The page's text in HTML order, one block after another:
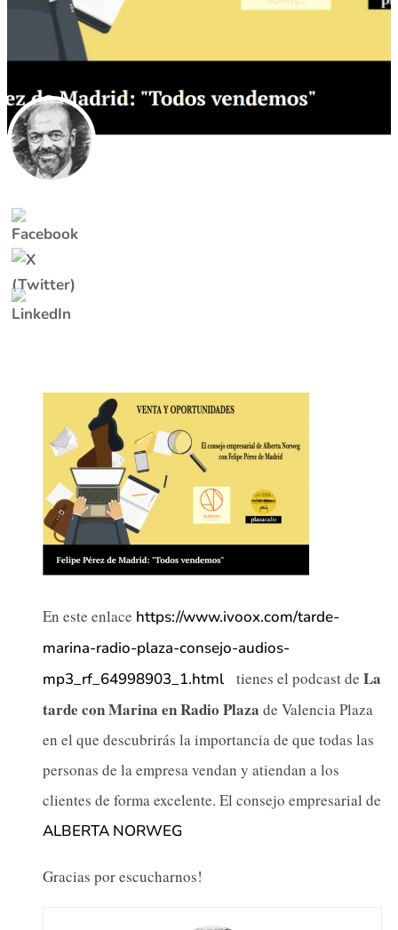
En este enlace https://www.ivoox.com/tarde-
marina-radio-plaza-consejo-audios-
mp3_rf_64998903_1.html
tienes el podcast de La
tarde con Marina en Radio Plaza de Valencia Plaza
en el que descubrirás la importancia de que todas las
personas de la empresa vendan y atiendan a los
clientes de forma excelente. El consejo empresarial de
ALBERTA NORWEG
Gracias por escucharnos!